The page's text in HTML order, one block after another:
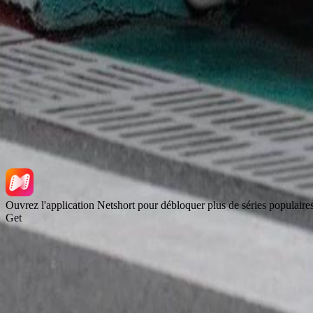
Séries tendance
Télécharger l'application
NetShort | All Rights Reserved |2026NETSTORY PTE. LTD.
Ouvrez l'application Netshort pour débloquer plus de séries
Get